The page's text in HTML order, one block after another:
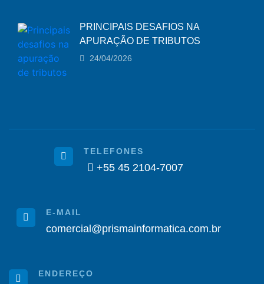
PRINCIPAIS DESAFIOS NA
APURAÇÃO DE TRIBUTOS
24/04/2026
TELEFONES
+55 45 2104-7007
E-MAIL
comercial@prismainformatica.com.br
ENDEREÇO